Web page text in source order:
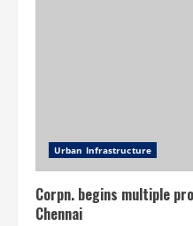
Urban Infrastructure
Corpn. begins multiple
Chennai